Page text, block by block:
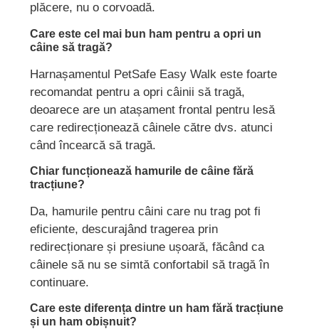
plăcere, nu o corvoadă.
Care este cel mai bun ham pentru a opri un
câine să tragă?
Harnașamentul PetSafe Easy Walk este foarte
recomandat pentru a opri câinii să tragă,
deoarece are un atașament frontal pentru lesă
care redirecționează câinele către dvs. atunci
când încearcă să tragă.
Chiar funcționează hamurile de câine fără
tracțiune?
Da, hamurile pentru câini care nu trag pot fi
eficiente, descurajând tragerea prin
redirecționare și presiune ușoară, făcând ca
câinele să nu se simtă confortabil să tragă în
continuare.
Care este diferența dintre un ham fără tracțiune
și un ham obișnuit?